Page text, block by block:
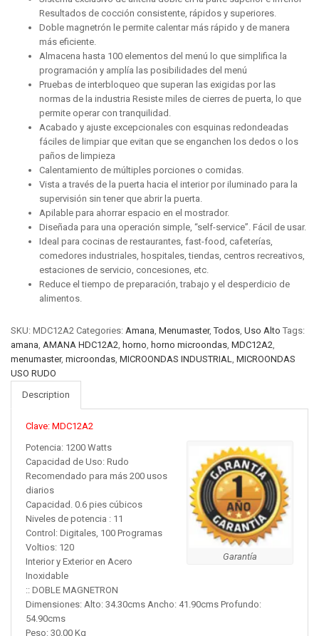
Resultados de cocción consistente, rápidos y superiores.
Doble magnetrón le permite calentar más rápido y de manera
más eficiente.
Almacena hasta 100 elementos del menú lo que simplifica la
programación y amplía las posibilidades del menú
Pruebas de interbloqueo que superan las exigidas por las
normas de la industria Resiste miles de cierres de puerta, lo que
permite operar con tranquilidad.
Acabado y ajuste excepcionales con esquinas redondeadas
fáciles de limpiar que evitan que se enganchen los dedos o los
paños de limpieza
Calentamiento de múltiples porciones o comidas.
Vista a través de la puerta hacia el interior por iluminado para la
supervisión sin tener que abrir la puerta.
Apilable para ahorrar espacio en el mostrador.
Diseñada para una operación simple, “self-service”. Fácil de usar.
Ideal para cocinas de restaurantes, fast-food, cafeterías,
comedores industriales, hospitales, tiendas, centros recreativos,
estaciones de servicio, concesiones, etc.
Reduce el tiempo de preparación, trabajo y el desperdicio de
alimentos.
SKU: MDC12A2 Categories: Amana, Menumaster,Todos, Uso Alto Tags:
amana, AMANA HDC12A2, horno, horno microondas, MDC12A2,
menumaster, microondas, MICROONDAS INDUSTRIAL, MICROONDAS
USO RUDO
Description
Clave: MDC12A2
Garantía
Potencia: 1200 Watts
Capacidad de Uso: Rudo
Recomendado para más 200 usos
diarios
Capacidad. 0.6 pies cúbicos
Niveles de potencia : 11
Control: Digitales, 100 Programas
Voltios: 120
Interior y Exterior en Acero
Inoxidable
:: DOBLE MAGNETRON
Dimensiones: Alto: 34.30cms Ancho: 41.90cms Profundo:
54.90cms
Peso: 30.00 Kg